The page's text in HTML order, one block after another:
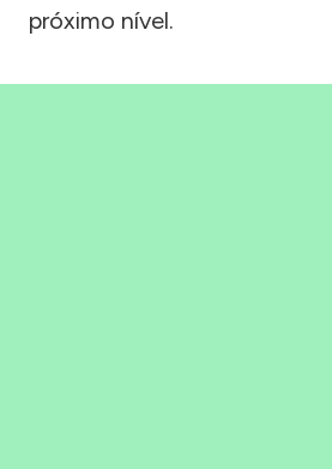
próximo nível.